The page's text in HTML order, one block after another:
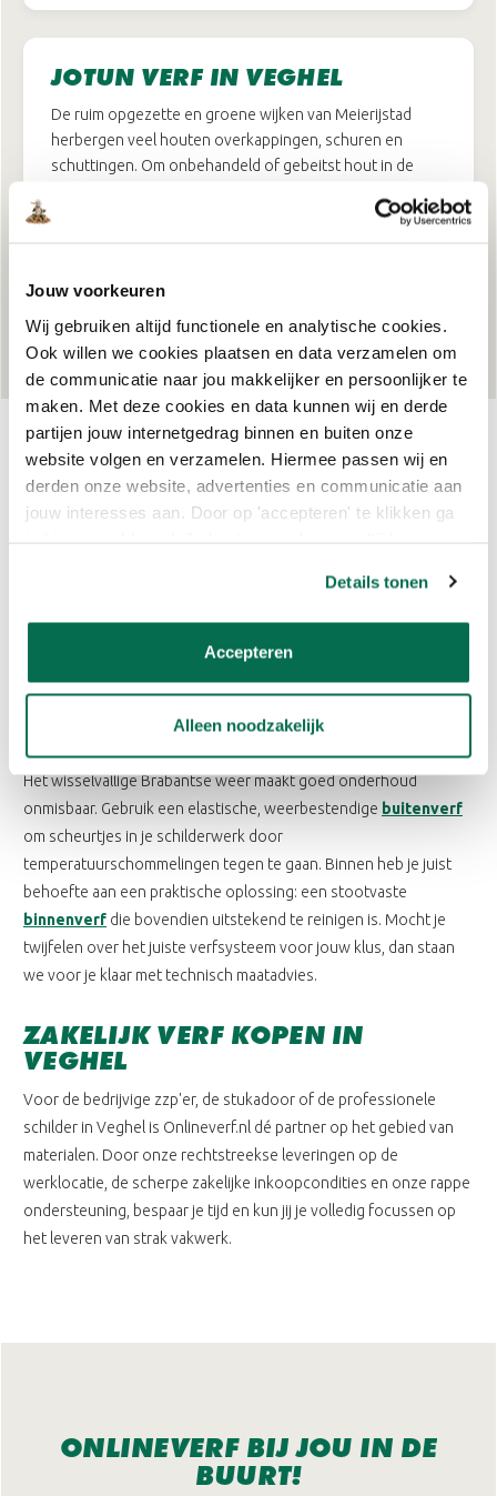
Jouw voorkeuren
Wij gebruiken altijd functionele en analytische cookies.
Ook willen we cookies plaatsen en data verzamelen om
de communicatie naar jou makkelijker en persoonlijker te
maken. Met deze cookies en data kunnen wij en derde
partijen jouw internetgedrag binnen en buiten onze
website volgen en verzamelen. Hiermee passen wij en
derden onze website, advertenties en communicatie aan
jouw interesses aan. Door op 'accepteren' te klikken ga
Details tonen
Accepteren
Alleen noodzakelijk
JOTUN VERF IN VEGHEL
De ruim opgezette en groene wijken van Meierijstad
herbergen veel houten overkappingen, schuren en
schuttingen. Om onbehandeld of gebeitst hout in de
kampioen. Het ademende en flexibele karakter van deze
BINNENVERF EN BUITENVERF IN
Het wisselvallige Brabantse weer maakt goed onderhoud
onmisbaar. Gebruik een elastische, weerbestendige buitenverf
om scheurtjes in je schilderwerk door
temperatuurschommelingen tegen te gaan. Binnen heb je juist
behoefte aan een praktische oplossing: een stootvaste
binnenverf die bovendien uitstekend te reinigen is. Mocht je
twijfelen over het juiste verfsysteem voor jouw klus, dan staan
we voor je klaar met technisch maatadvies.
ZAKELIJK VERF KOPEN IN
VEGHEL
Voor de bedrijvige zzp'er, de stukadoor of de professionele
schilder in Veghel is Onlineverf.nl dé partner op het gebied van
materialen. Door onze rechtstreekse leveringen op de
werklocatie, de scherpe zakelijke inkoopcondities en onze rappe
ondersteuning, bespaar je tijd en kun jij je volledig focussen op
het leveren van strak vakwerk.
ONLINEVERF BIJ JOU IN DE
BUURT!